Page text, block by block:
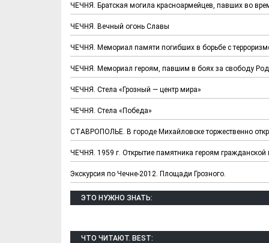
ЧЕЧНЯ. Братская могила красноармейцев, павших во
ЧЕЧНЯ. Вечный огонь Славы
ЧЕЧНЯ. Мемориал памяти погибших в борьбе с
ЧЕЧНЯ. Мемориал героям, павшим в боях за свободу
ЧЕЧНЯ. Стела «Грозный — центр мира»
ЧЕЧНЯ. Стела «Победа»
СТАВРОПОЛЬЕ. В городе Михайловске торжественно
ЧЕЧНЯ. 1959 г. Открытие памятника героям гражданской
Экскурсия по Чечне-2012. Площади Грозного.
ЭТО НУЖНО ЗНАТЬ:
ЧТО ЧИТАЮТ. BEST: